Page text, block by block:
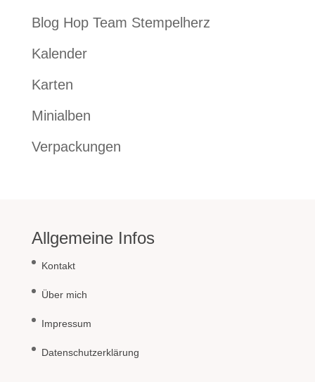
Blog Hop Team Stempelherz
Kalender
Karten
Minialben
Verpackungen
Allgemeine Infos
Kontakt
Über mich
Impressum
Datenschutzerklärung